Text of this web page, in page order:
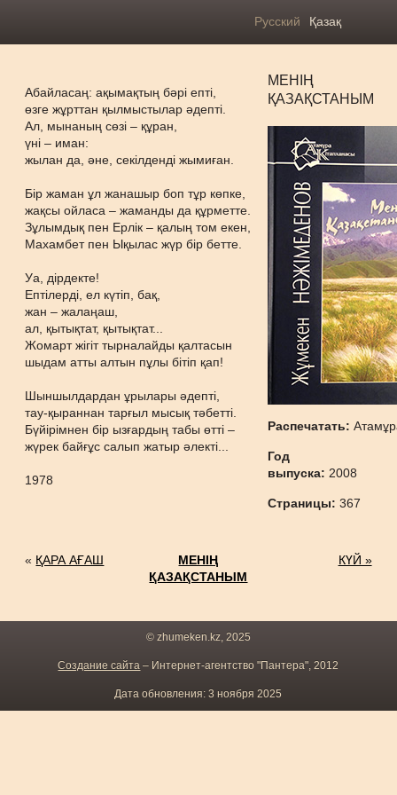
Русский Қазақ
Абайласаң: ақымақтың бәрі епті,
өзге жұрттан қылмыстылар әдепті.
Ал, мынаның сөзі – құран,
үні – иман:
жылан да, әне, секілденді жымиған.
Бір жаман ұл жанашыр боп тұр көпке,
жақсы ойласа – жаманды да құрметте.
Зұлымдық пен Ерлік – қалың том екен,
Махамбет пен Ықылас жүр бір бетте.
Уа, дірдекте!
Ептілерді, ел күтіп, бақ,
жан – жалаңаш,
ал, қытықтат, қытықтат...
Жомарт жігіт тырналайды қалтасын
шыдам атты алтын пұлы бітіп қап!
Шыншылдардан ұрылары әдепті,
тау-қыраннан тарғыл мысық тәбетті.
Бүйірімнен бір ызғардың табы өтті –
жүрек байғұс салып жатыр әлекті...
1978
МЕНІҢ
ҚАЗАҚСТАНЫМ
Распечатать:
Год
выпуска: 2008
Страницы:367
« ҚАРА АҒАШ
МЕНІҢ
ҚАЗАҚСТАНЫМ
КҮЙ »
© zhumeken.kz, 2025
Создание сайта – Интернет-агентство "Пантера", 2012
Дата обновления: 3 ноября 2025